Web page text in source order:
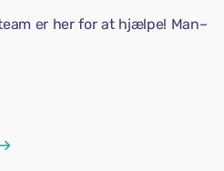
er her for at hjælpe! Man–
→